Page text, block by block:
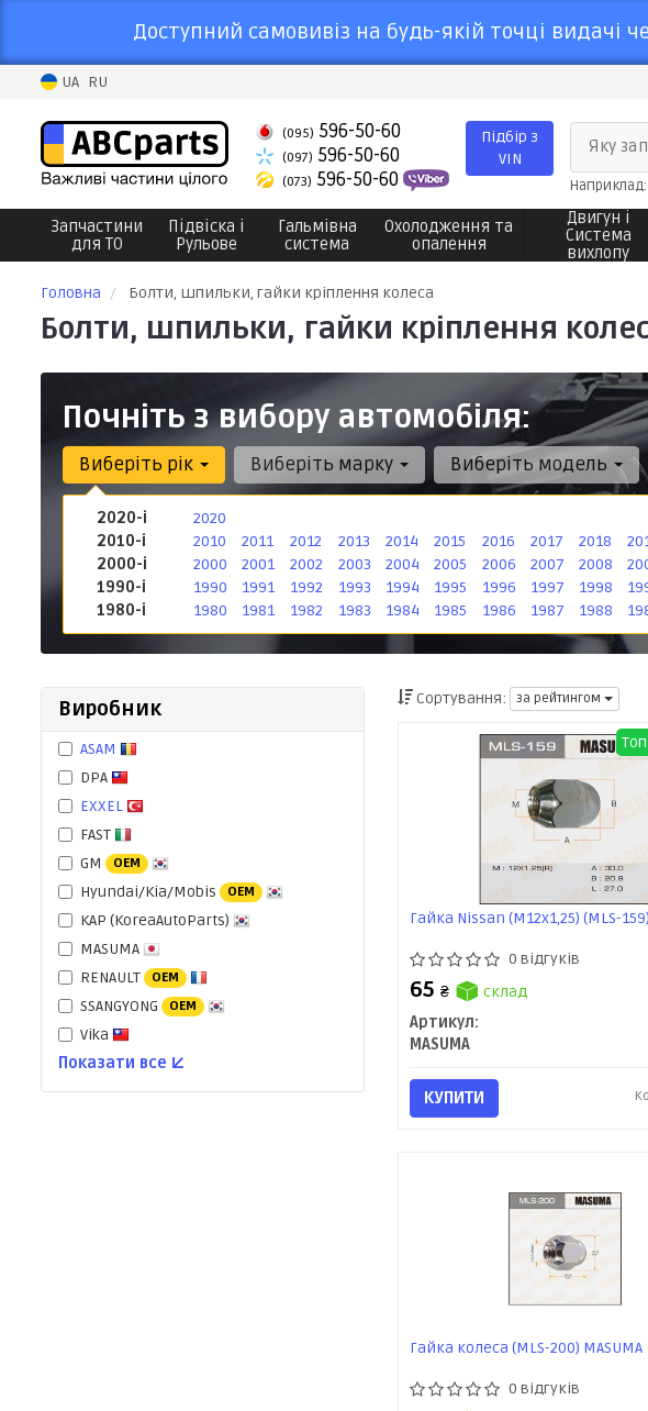
Доступний самовивіз на будь-якій точці видачі
UA RU
(095) 596-50-60
(097) 596-50-60
(073) 596-50-60
Підбір з
VIN
Яку
Запчастини
для ТО
Підвіска і
Рульове
Гальмівна
система
Охолодження та
опалення
Двигун і
Система
вихлопу
Головна Болти, шпильки, гайки кріплення колеса
Болти, шпильки, гайки кріплення
Почніть з вибору автомобіля:
Виберіть рік
2020-і
2020
2010-і
2010 2011 2012 2013 2014 2015 2016 2017 2018
2000-і
2000 2001 2002 2003 2004 2005 2006 2007 2008
1990-і
1990 1991 1992 1993 1994 1995 1996 1997 1998
1980-і
1980 1981 1982 1983 1984 1985 1986 1987 1988
Виберіть марку Виберіть модель
Виробник
ASAM
DPA
EXXEL
FAST
GM
OEM
Hyundai/Kia/Mobis OEM
KAP (KoreaAutoParts)
MASUMA
RENAULT
OEM
SSANGYONG OEM
Vika
Показати все ↓
Сортування: за рейтингом
Гайка Nissan (M12x1,25) (MLS-
0 відгуків
65 ₴
склад
Артикул:
MASUMA
КУПИТИ
Гайка колеса (MLS-200) MASUMA
0 відгуків